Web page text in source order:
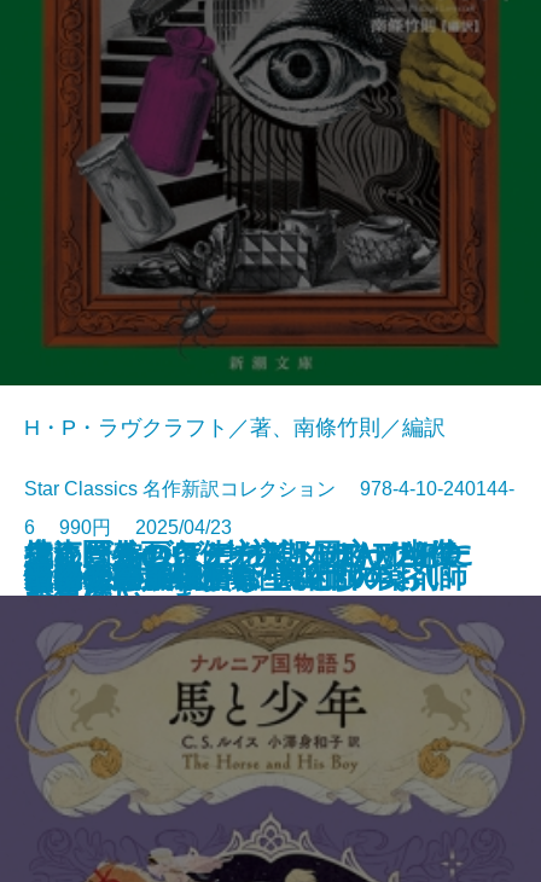
ナルニア国物語6 魔術師のおい
ゆるやかに生贄は
町内会死者蘇生事件
荒地の家族
鬼にきんつば─坊主と同心、幽世
しらべ─
大江戸春画ウォーズ UTAMARO
伝
編めば編むほどわたしはわたしに
なっていった
捜査圏外の条件─初期ミステリ傑
作集(三)─
夏日狂想
チャールズ・デクスター・ウォー
ド事件
H・P・ラヴクラフト／著、南條竹則／編訳
Star Classics 名作新訳コレクション 978-4-10-240144-
6 990円 2025/04/23
ナルニア国物語5 馬と少年
罪の水際
あやかしの仇討ち 幽世の薬剤師
街とその不確かな壁〔上〕
街とその不確かな壁〔下〕
天路の旅人〔上〕
天路の旅人〔下〕
怪物
田沼と蔦重
ヤクザの子